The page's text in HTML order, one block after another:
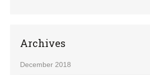
Archives
December 2018